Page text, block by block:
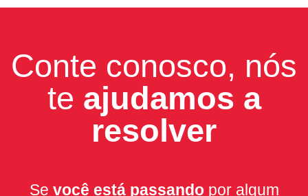
Conte conosco, nós
te ajudamos a
resolver
Se você está passandopor algum